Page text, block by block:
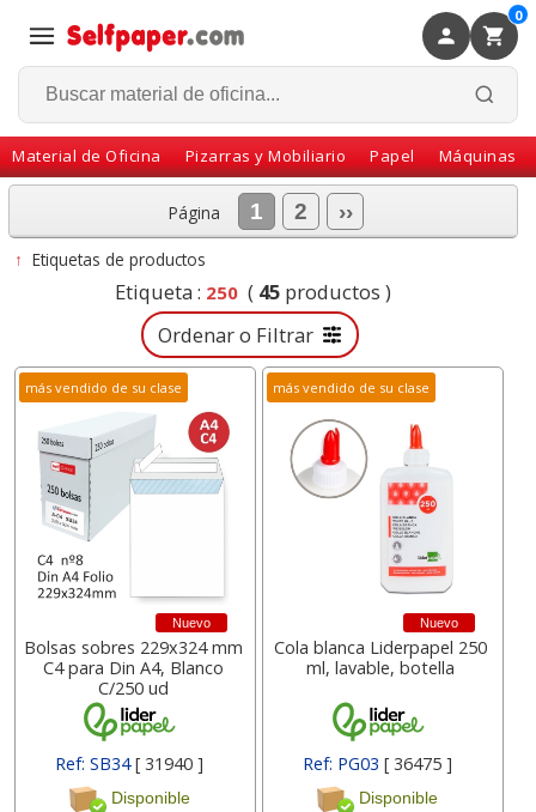
0
Material de Oficina Pizarras y Mobiliario Papel Máquinas
Volver
Página 1 2 ››
↑Etiquetas de productos
Etiqueta : 250 ( 45productos )
Ordenar o Filtrar
más vendido de su clase
Nuevo
Bolsas sobres 229x324 mm
C4 para Din A4, Blanco
C/250 ud
Ref: SB34[ 31940 ]
Disponible
más vendido de su clase
Nuevo
Cola blanca Liderpapel 250
ml, lavable, botella
Ref: PG03 [ 36475 ]
Disponible